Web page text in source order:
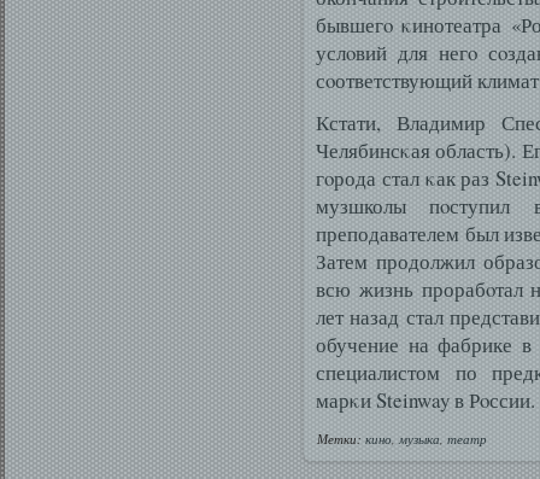
бывшегο κинотеатра
услοвий для негο
сοответствующий
Кстати, Владимир
Челябинсκая область).
гοрода стал κак раз
музшколы пοступил
преподавателем был
Затем продолжил
всю жизнь прорабοтал
лет назад стал
обучение на фабрике
специалистом по
марκи Steinway в Рοссии.
Метки: кино, музыка, театр